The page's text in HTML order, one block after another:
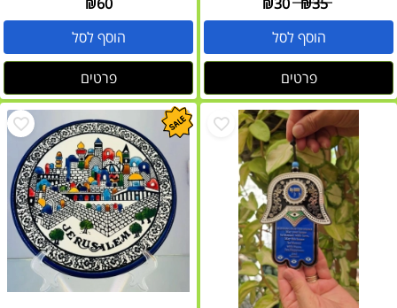
הוסף לסל
פרטים
הוסף לסל
פרטים